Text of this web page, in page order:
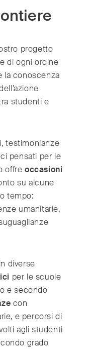
progetto
di ogni ordine
la conoscenza
studenti e
, testimonianze
pensati per le
offreoccasioni
su alcune
tempo:
umanitarie,
diverse
per le scuole
e secondo
con
e percorsi di
agli studenti
grado
(English/العربية)